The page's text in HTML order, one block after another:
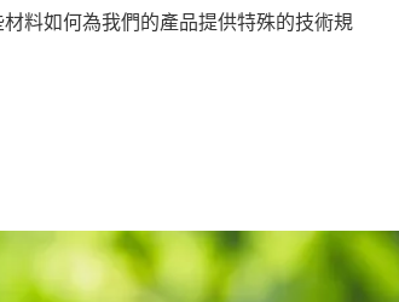
料如何為我們的產品提供特殊的技術規